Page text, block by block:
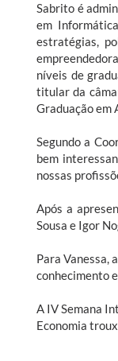
Sabrito é
em
estratégias,
níveis de
titular da
Graduação
Segundo a
bem
nossas
Após a
Sousa e Igor
Para Vanessa,
conhecimento
A IV Semana
Economia